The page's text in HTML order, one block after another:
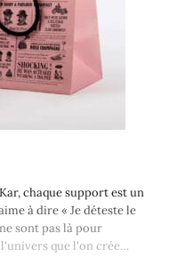
chaque support est un
à dire « Je déteste le
sont pas là pour
que l'on crée…